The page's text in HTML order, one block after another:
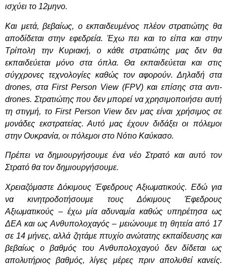
ισχύει το 12μηνο.
Και μετά, βεβαίως, ο εκπαιδευμένος πλέον στρατιώτης θα
αποδίδεται στην εφεδρεία. Έχω πει και το είπα και στην
Τρίπολη την Κυριακή, ο κάθε στρατιώτης μας δεν θα
εκπαιδεύεται μόνο στα όπλα. Θα εκπαιδεύεται και στις
σύγχρονες τεχνολογίες καθώς τον αφορούν. Δηλαδή στα
drones, στα First Person View(FPV) και επίσης στα αντι-
drones. Στρατιώτης που δεν μπορεί να χρησιμοποιήσει αυτή
τη στιγμή, τοFirst Person Viewδεν μας είναι χρήσιμος σε
μονάδες εκστρατείας. Αυτό μας έχουν διδάξει οι πόλεμοι
στην Ουκρανία, οι πόλεμοι στο Νότιο Καύκασο.
Πρέπει να δημιουργήσουμε ένα νέο Στρατό και αυτό τον
Στρατό θα τον δημιουργήσουμε.
Χρειαζόμαστε Δόκιμους Έφεδρους Αξιωματικούς. Εδώ για
να κινητροδοτήσουμε τους Δόκιμους Έφεδρους
Αξιωματικούς – έχω μία αδυναμία καθώς υπηρέτησα ως
ΔΕΑ και ως Ανθυπολοχαγός – μειώνουμε τη θητεία από 17
σε 14 μήνες, αλλά ζητάμε πτυχίο ανώτατης εκπαίδευσης και
βεβαίως ο βαθμός του Ανθυπολοχαγού δεν δίδεται ως
απολυτήριος βαθμός, λίγες μέρες πριν απολυθεί κανείς.